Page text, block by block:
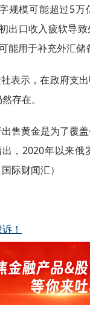
规模可能超过5万
出口收入疲软导
能用于补充外汇储
表示，在政府支
存在。
售黄金是为了覆
，2020年以来俄
际财闻汇）
！